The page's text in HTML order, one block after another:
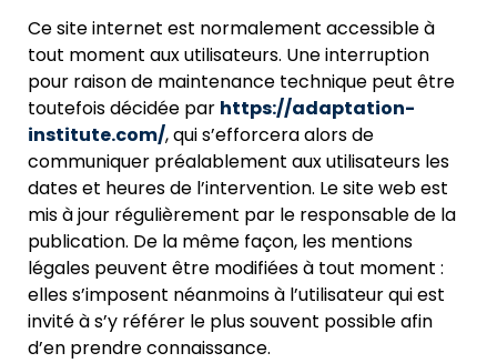
Ce site internet est normalement accessible à
tout moment aux utilisateurs. Une interruption
pour raison de maintenance technique peut être
toutefois décidée par https://adaptation-
institute.com/, qui s’efforcera alors de
communiquer préalablement aux utilisateurs les
dates et heures de l’intervention. Le site web est
mis à jour régulièrement par le responsable de la
publication. De la même façon, les mentions
légales peuvent être modifiées à tout moment :
elles s’imposent néanmoins à l’utilisateur qui est
invité à s’y référer le plus souvent possible afin
d’en prendre connaissance.